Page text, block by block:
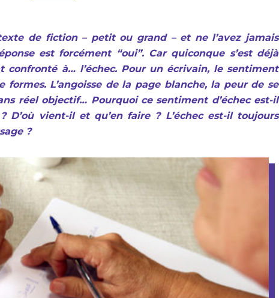
de fiction – petit ou grand – et ne l’avez jamais
est forcément “oui”. Car quiconque s’est déjà
confronté à… l’échec. Pour un écrivain, le sentiment
L’angoisse de la page blanche, la peur de se
réel objectif… Pourquoi ce sentiment d’échec est-il
vient-il et qu’en faire ? L’échec est-il toujours
?